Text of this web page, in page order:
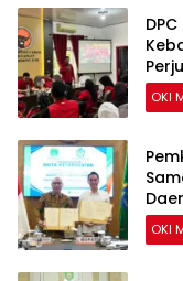
OKI
OKI